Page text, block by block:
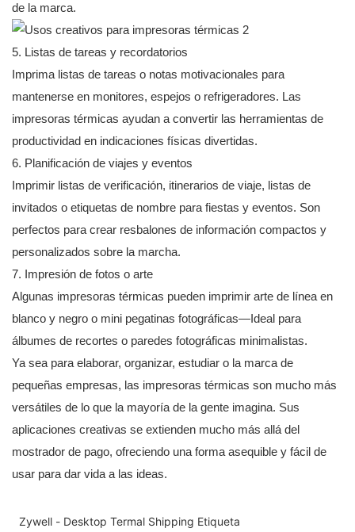
de la marca.
5. Listas de tareas y recordatorios
Imprima listas de tareas o notas motivacionales para
mantenerse en monitores, espejos o refrigeradores. Las
impresoras térmicas ayudan a convertir las herramientas de
productividad en indicaciones físicas divertidas.
6. Planificación de viajes y eventos
Imprimir listas de verificación, itinerarios de viaje, listas de
invitados o etiquetas de nombre para fiestas y eventos. Son
perfectos para crear resbalones de información compactos y
personalizados sobre la marcha.
7. Impresión de fotos o arte
Algunas impresoras térmicas pueden imprimir arte de línea en
blanco y negro o mini pegatinas fotográficas—Ideal para
álbumes de recortes o paredes fotográficas minimalistas.
Ya sea para elaborar, organizar, estudiar o la marca de
pequeñas empresas, las impresoras térmicas son mucho más
versátiles de lo que la mayoría de la gente imagina. Sus
aplicaciones creativas se extienden mucho más allá del
mostrador de pago, ofreciendo una forma asequible y fácil de
usar para dar vida a las ideas.
Zywell - Desktop Termal Shipping Etiqueta